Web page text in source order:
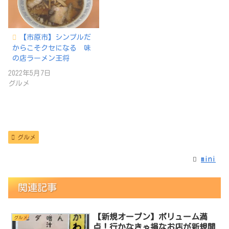
【市原市】シンプルだ
からこそクセになる 味
の店ラーメン王将
2022年5月7日
グルメ
グルメ
mini
関連記事
グルメ
【新規オープン】ボリューム満
点！行かなきゃ損なお店が新規開